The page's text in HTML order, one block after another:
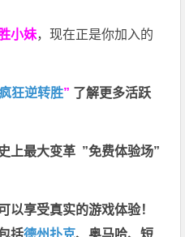
小妹，现在正是你加入的
狂逆转胜” 了解更多活跃
上最大变革 ”免费体验场”
以享受真实的游戏体验！